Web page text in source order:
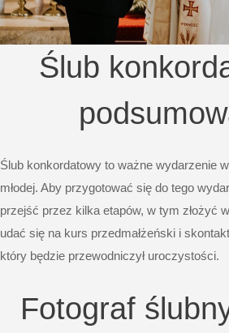
Ślub
Ślub konkordatowy to ważne wydarzenie
młodej. Aby przygotować się do tego
przejść przez kilka etapów, w tym złożyć
udać się na kurs przedmałżeński i
który będzie przewodniczył uroczystości.
Fotograf